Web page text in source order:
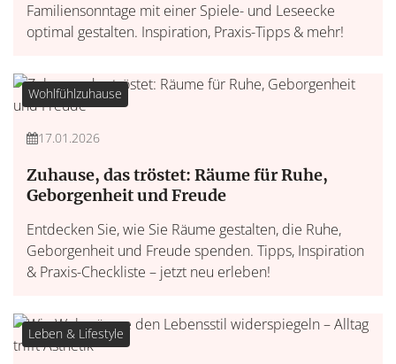
Familiensonntage mit einer Spiele- und Leseecke
optimal gestalten. Inspiration, Praxis-Tipps & mehr!
Wohlfühlzuhause
17.01.2026
Zuhause, das tröstet: Räume für Ruhe,
Geborgenheit und Freude
Entdecken Sie, wie Sie Räume gestalten, die Ruhe,
Geborgenheit und Freude spenden. Tipps, Inspiration
& Praxis-Checkliste – jetzt neu erleben!
Leben & Lifestyle